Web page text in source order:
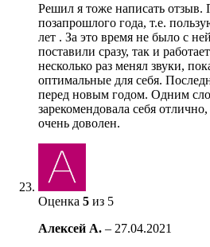
Решил я тоже написать отзыв.
позапрошлого года, т.е.
лет . За это время не было с
поставили сразу, так и
несколько раз менял звуки,
оптимальные для себя.
перед новым годом. Одним
зарекомендовала себя
очень доволен.
Оценка 5 из 5
Алексей А. – 27.04.2021